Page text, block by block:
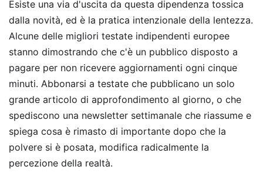
Esiste una via d'uscita da questa dipendenza tossica
dalla novità, ed è la pratica intenzionale della lentezza.
Alcune delle migliori testate indipendenti europee
stanno dimostrando che c'è un pubblico disposto a
pagare per non ricevere aggiornamenti ogni cinque
minuti. Abbonarsi a testate che pubblicano un solo
grande articolo di approfondimento al giorno, o che
spediscono una newsletter settimanale che riassume e
spiega cosa è rimasto di importante dopo che la
polvere si è posata, modifica radicalmente la
percezione della realtà.